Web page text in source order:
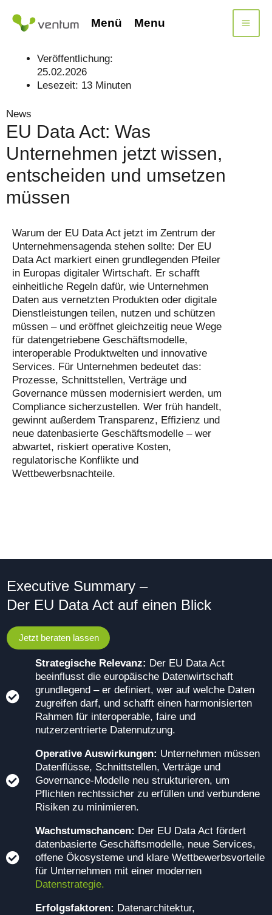
Inhalt
springen
Menü Menu
Veröffentlichung:
25.02.2026
Lesezeit: 13 Minuten
News
EU Data Act: Was
Unternehmen jetzt wissen,
entscheiden und umsetzen
müssen
Warum der EU Data Act jetzt im Zentrum der
Unternehmensagenda stehen sollte: Der EU
Data Act markiert einen grundlegenden Pfeiler
in Europas digitaler Wirtschaft. Er schafft
einheitliche Regeln dafür, wie Unternehmen
Daten aus vernetzten Produkten oder digitale
Dienstleistungen teilen, nutzen und schützen
müssen – und eröffnet gleichzeitig neue Wege
für datengetriebene Geschäftsmodelle,
interoperable Produktwelten und innovative
Services. Für Unternehmen bedeutet das:
Prozesse, Schnittstellen, Verträge und
Governance müssen modernisiert werden, um
Compliance sicherzustellen. Wer früh handelt,
gewinnt außerdem Transparenz, Effizienz und
neue datenbasierte Geschäftsmodelle – wer
abwartet, riskiert operative Kosten,
regulatorische Konflikte und
Wettbewerbsnachteile.
Executive Summary –
Der EU Data Act auf einen Blick
Jetzt beraten lassen
Strategische Relevanz: Der EU Data Act
beeinflusst die europäische Datenwirtschaft
grundlegend – er definiert, wer auf welche Daten
zugreifen darf, und schafft einen harmonisierten
Rahmen für interoperable, faire und
nutzerzentrierte Datennutzung.
Operative Auswirkungen: Unternehmen müssen
Datenflüsse, Schnittstellen, Verträge und
Governance‑Modelle neu strukturieren, um
Pflichten rechtssicher zu erfüllen und verbundene
Risiken zu minimieren.
Wachstumschancen: Der EU Data Act fördert
datenbasierte Geschäftsmodelle, neue Services,
offene Ökosysteme und klare Wettbewerbsvorteile
für Unternehmen mit einer modernen
Datenstrategie.
Erfolgsfaktoren: Datenarchitektur,